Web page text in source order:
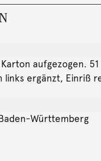
aufgezogen.
links ergänzt, Einriß
Württemberg